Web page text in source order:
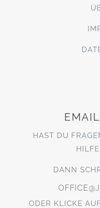
HAST DU
DANN
ODER KLICKE